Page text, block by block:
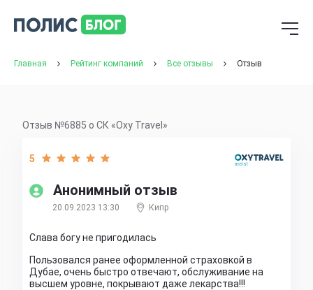
Главная Рейтинг компаний Все отзывы Отзыв
Отзыв №6885 о СК «Oxy Travel»
Анонимный отзыв
5
20.09.2023 13:30 Кипр
Слава богу не пригодилась
Пользовался ранее оформленной страховкой в
Дубае, очень быстро отвечают, обслуживание на
высшем уровне, покрывают даже лекарства!!!